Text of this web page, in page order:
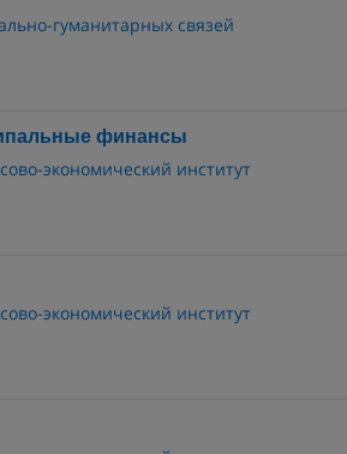
гуманитарных связей
финансы
экономический институт
экономический институт